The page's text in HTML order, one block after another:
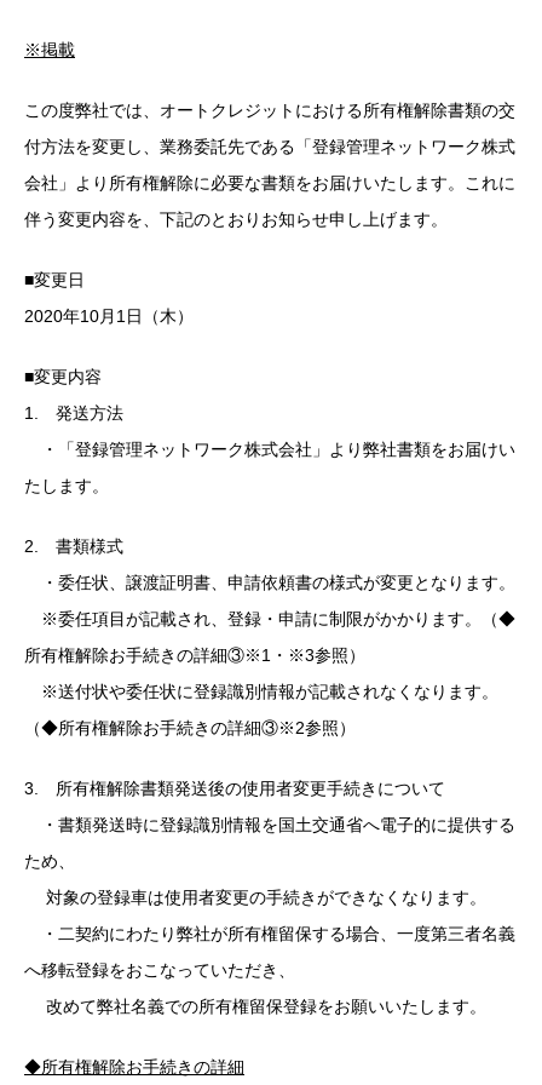
※掲載
この度弊社では、オートクレジットにおける所有権解除書類の交
付方法を変更し、業務委託先である「登録管理ネットワーク株式
会社」より所有権解除に必要な書類をお届けいたします。これに
伴う変更内容を、下記のとおりお知らせ申し上げます。
■変更日
2020年10月1日（木）
■変更内容
1. 発送方法
・「登録管理ネットワーク株式会社」より弊社書類をお届けい
たします。
2. 書類様式
・委任状、譲渡証明書、申請依頼書の様式が変更となります。
※委任項目が記載され、登録・申請に制限がかかります。（◆
所有権解除お手続きの詳細③※1・※3参照）
※送付状や委任状に登録識別情報が記載されなくなります。
（◆所有権解除お手続きの詳細③※2参照）
3. 所有権解除書類発送後の使用者変更手続きについて
・書類発送時に登録識別情報を国土交通省へ電子的に提供する
ため、
対象の登録車は使用者変更の手続きができなくなります。
・二契約にわたり弊社が所有権留保する場合、一度第三者名義
へ移転登録をおこなっていただき、
改めて弊社名義での所有権留保登録をお願いいたします。
◆所有権解除お手続きの詳細